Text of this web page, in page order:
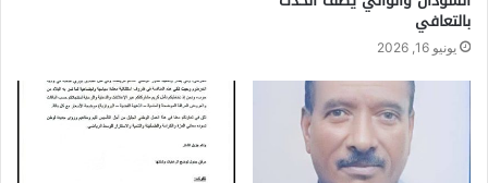
بالتعافي
يونيو 16, 2026